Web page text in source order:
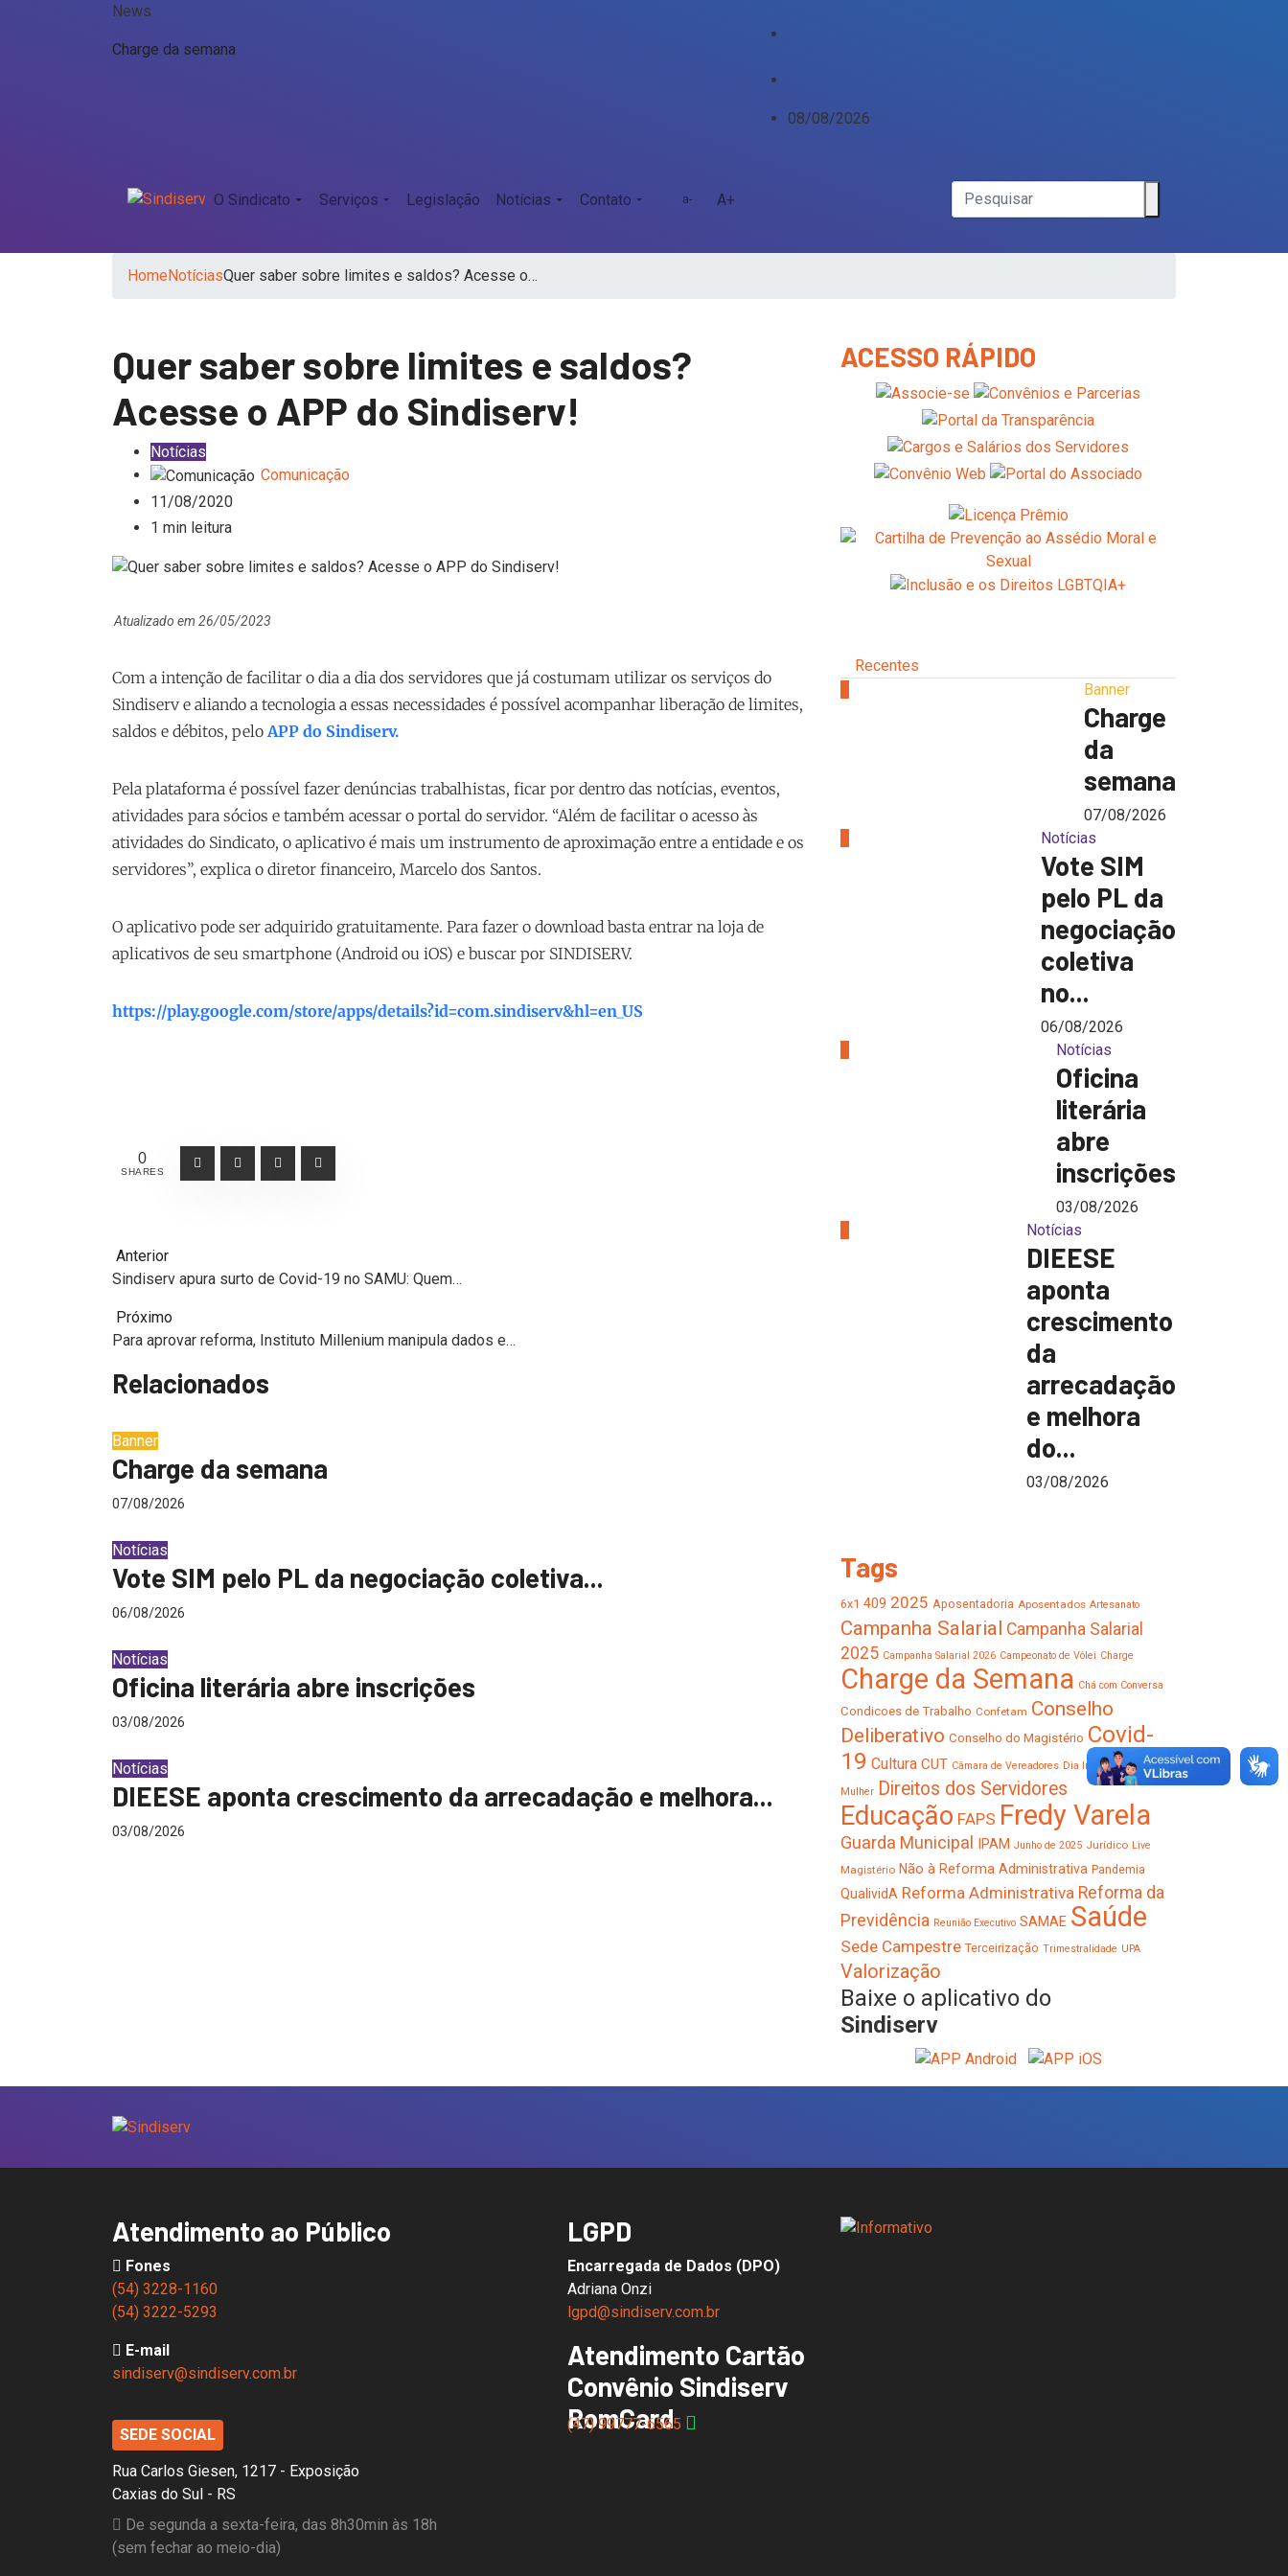
News
Charge da semana
08/08/2026
O Sindicato Serviços Legislação Notícias Contato a- A+
HomeNotíciasQuer saber sobre limites e saldos? Acesse o…
Quer saber sobre limites e saldos?
Acesse o APP do Sindiserv!
Notícias
Comunicação
11/08/2020
1 min leitura
Atualizado em 26/05/2023
Com a intenção de facilitar o dia a dia dos servidores que já costumam utilizar os serviços do
Sindiserv e aliando a tecnologia a essas necessidades é possível acompanhar liberação de limites,
saldos e débitos, pelo APP do Sindiserv.
Pela plataforma é possível fazer denúncias trabalhistas, ficar por dentro das notícias, eventos,
atividades para sócios e também acessar o portal do servidor. “Além de facilitar o acesso às
atividades do Sindicato, o aplicativo é mais um instrumento de aproximação entre a entidade e os
servidores”, explica o diretor financeiro, Marcelo dos Santos.
O aplicativo pode ser adquirido gratuitamente. Para fazer o download basta entrar na loja de
aplicativos de seu smartphone (Android ou iOS) e buscar por SINDISERV.
https://play.google.com/store/apps/details?id=com.sindiserv&hl=en_US
0
SHARES
Anterior
Sindiserv apura surto de Covid-19 no SAMU: Quem…
Próximo
Para aprovar reforma, Instituto Millenium manipula dados e…
Relacionados
Banner
Charge da semana
07/08/2026
Notícias
Vote SIM pelo PL da negociação coletiva...
06/08/2026
Notícias
Oficina literária abre inscrições
03/08/2026
Notícias
DIEESE aponta crescimento da arrecadação e melhora...
03/08/2026
ACESSO RÁPIDO
Recentes
Banner
Charge
da
semana
07/08/2026
Notícias
Vote SIM
pelo PL da
negociação
coletiva
no...
06/08/2026
Notícias
Oficina
literária
abre
inscrições
03/08/2026
Notícias
DIEESE
aponta
crescimento
da
arrecadação
e melhora
do...
03/08/2026
Tags
6x1 409 2025 Aposentadoria Aposentados Artesanato
Campanha Salarial Campanha Salarial
2025 Campanha Salarial 2026 Campeonato de Vôlei Charge
Charge da Semana Chá com Conversa
Condicoes de Trabalho Confetam Conselho
Deliberativo Conselho do Magistério Covid-
19 Cultura CUT Câmara de Vereadores Dia Internacional da
Mulher Direitos dos Servidores
Educação FAPS Fredy Varela
Guarda Municipal IPAM Junho de 2025 Jurídico Live
Magistério Não à Reforma Administrativa Pandemia
QualividA Reforma Administrativa Reforma da
Previdência Reunião Executivo SAMAE Saúde
Sede Campestre Terceirização Trimestralidade UPA
Valorização
Baixe o aplicativo do
Sindiserv
Atendimento ao Público
Fones
(54) 3228-1160
(54) 3222-5293
E-mail
sindiserv@sindiserv.com.br
SEDE SOCIAL
Rua Carlos Giesen, 1217 - Exposição
Caxias do Sul - RS
De segunda a sexta-feira, das 8h30min às 18h
(sem fechar ao meio-dia)
LGPD
Encarregada de Dados (DPO)
Adriana Onzi
lgpd@sindiserv.com.br
Atendimento Cartão
Convênio Sindiserv
RomCard
(47) 99777-6565